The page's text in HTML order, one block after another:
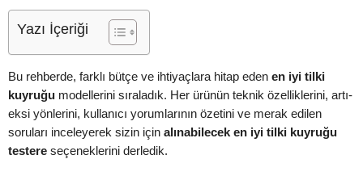
Yazı İçeriği
Bu rehberde, farklı bütçe ve ihtiyaçlara hitap eden en iyi tilki
kuyruğu modellerini sıraladık. Her ürünün teknik özelliklerini, artı-
eksi yönlerini, kullanıcı yorumlarının özetini ve merak edilen
soruları inceleyerek sizin için alınabilecek en iyi tilki kuyruğu
testere seçeneklerini derledik.